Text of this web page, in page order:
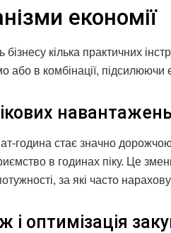
економії
бізнесу кілька практичних
або в комбінації, підсилюючи
навантажень
стає значно
в годинах піку. Це
за які часто
і оптимізація